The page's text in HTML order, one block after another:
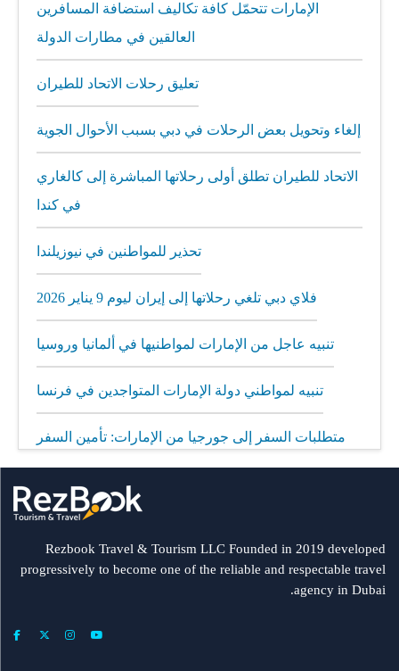
الإمارات تتحمّل كافة تكاليف استضافة المسافرين
العالقين في مطارات الدولة
تعليق رحلات الاتحاد للطيران
إلغاء وتحويل بعض الرحلات في دبي بسبب الأحوال الجوية
الاتحاد للطيران تطلق أولى رحلاتها المباشرة إلى كالغاري
في كندا
تحذير للمواطنين في نيوزيلندا
فلاي دبي تلغي رحلاتها إلى إيران ليوم 9 يناير 2026
تنبيه عاجل من الإمارات لمواطنيها في ألمانيا وروسيا
تنبيه لمواطني دولة الإمارات المتواجدين في فرنسا
متطلبات السفر إلى جورجيا من الإمارات: تأمين السفر
إلزامي
مطار الشارقة يطلق رحلات مباشرة إلى ميونيخ عبر
العربية للطيران
فلاي دبي: تأخير بعض الرحلات بسبب الأحوال الجوية
Rezbook Travel & Tourism LLC Founded in 2019 developed
progressively to become one of the reliable and respectable travel
agency in Dubai.